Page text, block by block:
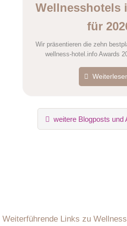
Hiermit akzeptiere ich dieAGB
Datenschutzerklärunghabe ich
öffentliche Frage stellen
Hinweis:Bitte beachten Sie,
Besucher sichtbar.
Wellnesshotels
für
Wir präsentieren die zehn
wellness-hotel.info Awards
weitere Blogposts und
Weiterführende Links zu